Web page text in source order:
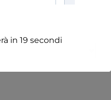
in 19 secondi